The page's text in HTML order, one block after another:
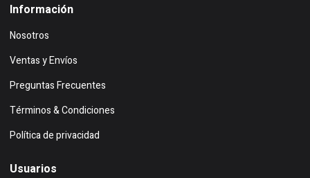
Información
Nosotros
Ventas y Envíos
Preguntas Frecuentes
Términos & Condiciones
Política de privacidad
Usuarios